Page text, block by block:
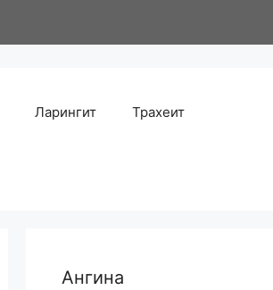
Ларингит Трахеит
Ангина